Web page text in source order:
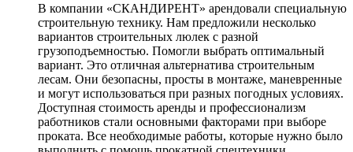
В компании «СКАНДИРЕНТ» арендовали специальную
строительную технику. Нам предложили несколько
вариантов строительных люлек с разной
грузоподъемностью. Помогли выбрать оптимальный
вариант. Это отличная альтернатива строительным
лесам. Они безопасны, просты в монтаже, маневренные
и могут использоваться при разных погодных условиях.
Доступная стоимость аренды и профессионализм
работников стали основными факторами при выборе
проката. Все необходимые работы, которые нужно было